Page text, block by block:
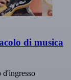
di musica